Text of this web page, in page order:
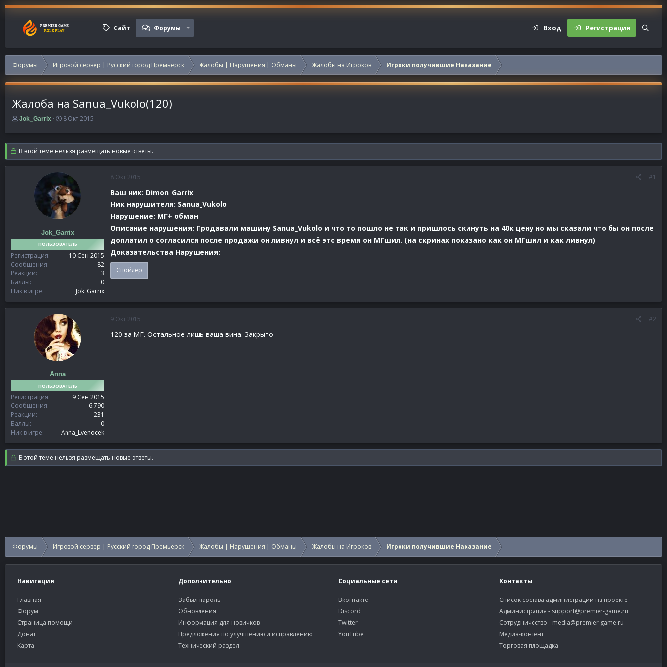
Сайт Форумы Вход Регистрация
Форумы Игровой сервер | Русский город Премьерск Жалобы | Нарушения | Обманы Жалобы на Игроков Игроки получившие Наказание
Жалоба на Sanua_Vukolo(120)
А
т
о
р
т
Jok_Garrix
Д
т
а
н
а
ч
а
л
а
8 Окт 2015
В этой теме нельзя размещать новые ответы.
Jok_Garrix
ПОЛЬЗОВАТЕЛЬ
Регистрация
10 Сен 2015
Сообщения
82
Реакции
3
Баллы
0
Ник в игре
Jok_Garrix
8 Окт 2015 #1
Ваш ник: Dimon_Garrix
Ник нарушителя: Sanua_Vukolo
Нарушение: МГ+ обман
Описание нарушения: Продавали машину Sanua_Vukolo и что то пошло не так и пришлось скинуть на 40к цену но мы сказали что бы он после
доплатил о согласился после продажи он ливнул и всё это время он МГшил. (на скринах показано как он МГшил и как ливнул)
Доказательства Нарушения:
Спойлер
Anna
ПОЛЬЗОВАТЕЛЬ
Регистрация
9 Сен 2015
Сообщения
6.790
Реакции
231
Баллы
0
Ник в игре
Anna_Lvenocek
9 Окт 2015 #2
120 за МГ. Остальное лишь ваша вина. Закрыто
В этой теме нельзя размещать новые ответы.
Форумы Игровой сервер | Русский город Премьерск Жалобы | Нарушения | Обманы Жалобы на Игроков Игроки получившие Наказание
Навигация
Главная
Форум
Страница помощи
Донат
Карта
Дополнительно
Забыл пароль
Обновления
Информация для новичков
Предложения по улучшению и исправлению
Технический раздел
Социальные сети
Вконтакте
Discord
Twitter
YouTube
Контакты
Список состава администрации на проекте
Администрация - support@premier-game.ru
Сотрудничество - media@premier-game.ru
Медиа-контент
Торговая площадка